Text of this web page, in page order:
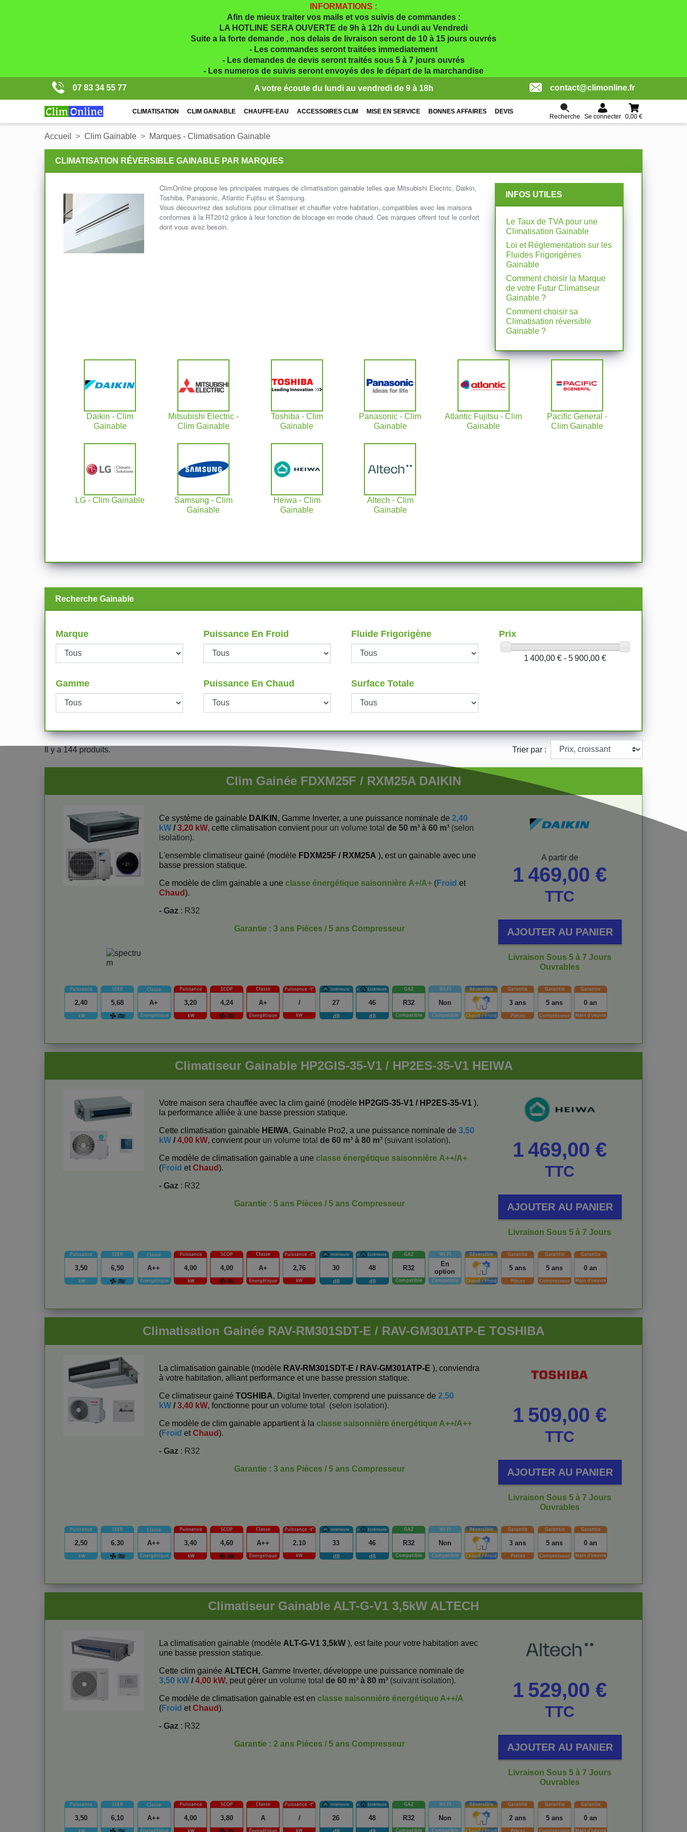
INFORMATIONS :
Afin de mieux traiter vos mails et vos suivis de commandes :
LA HOTLINE SERA OUVERTE de 9h à 12h du Lundi au Vendredi
Suite a la forte demande , nos delais de livraison seront de 10 à 15 jours ouvrés
- Les commandes seront traitées immediatement
- Les demandes de devis seront traités sous 5 à 7 jours ouvrés
- Les numeros de suivis seront envoyés des le départ de la marchandise
07 83 34 55 77
A votre écoute du lundi au vendredi de 9 à 18h contact@climonline.fr
CLIMATISATION CLIM GAINABLE CHAUFFE-EAU ACCESSOIRES CLIM MISE EN SERVICE BONNES AFFAIRES DEVIS
Recherche Se connecter 0,00 €
Accueil Clim Gainable Marques - Climatisation Gainable
CLIMATISATION RÉVERSIBLE GAINABLE PAR MARQUES
ClimOnline propose les principales marques de climatisation gainable telles que Mitsubishi Electric, Daikin,
Toshiba, Panasonic, Atlantic Fujitsu et Samsung.
Vous découvrirez des solutions pour climatiser et chauffer votre habitation, compatibles avec les maisons
conformes à la RT2012 grâce à leur fonction de blocage en mode chaud. Ces marques offrent tout le confort
dont vous avez besoin.
INFOS UTILES
Le Taux de TVA pour une
Climatisation Gainable
Loi et Réglementation sur les
Fluides Frigorigènes
Gainable
Comment choisir la Marque
de votre Futur Climatiseur
Gainable ?
Comment choisir sa
Climatisation réversible
Gainable ?
Daikin - Clim
Gainable
Mitsubishi Electric -
Clim Gainable
Toshiba - Clim
Gainable
Panasonic - Clim
Gainable
Atlantic Fujitsu - Clim
Gainable
Pacific General -
Clim Gainable
LG - Clim Gainable
Samsung - Clim
Gainable
Heiwa - Clim
Gainable
Altech - Clim
Gainable
Recherche Gainable
Marque Puissance En Froid Fluide Frigorigène Prix
1 400,00 € - 5 900,00 €
Gamme Puissance En Chaud Surface Totale
Il y a 144 produits. Trier par :
Clim Gainée FDXM25F / RXM25A DAIKIN
Ce système de gainable DAIKIN , Gamme Inverter, a une puissance nominale de 2,40
kW /3,20 kW, cette climatisation convientpour un volume total de 50 m³ à 60 m³ (selon
isolation).
L'ensemble climatiseur gainé (modèle FDXM25F / RXM25A ), est un gainable avec une
basse pression statique.
Ce modèle de clim gainable a une classe énergétique saisonnière A+/A+ (Froid et
Chaud).
- Gaz : R32
Garantie : 3 ans Pièces / 5 ans Compresseur
A partir de
1 469,00 €
TTC
AJOUTER AU PANIER
Livraison Sous 5 à 7 Jours
Ouvrables
3 ans 5 ans 0 an
2,40 3,20 /
5,68 A+ 4,24 A+ Non
27 46 R32
Climatiseur Gainable HP2GIS-35-V1 / HP2ES-35-V1 HEIWA
Votre maison sera chauffée avec la clim gainé (modèle HP2GIS-35-V1 / HP2ES-35-V1 ),
la performance alliée à une basse pression statique.
Cette climatisation gainable HEIWA, Gainable Pro2, a une puissance nominale de 3,50
kW /4,00 kW, convient pour un volume total de 60 m³ à 80 m³ (suivant isolation).
Ce modèle de climatisation gainable a une classe énergétique saisonnière A++/A+
(Froid et Chaud).
- Gaz : R32
Garantie : 5 ans Pièces / 5 ans Compresseur
1 469,00 €
TTC
AJOUTER AU PANIER
Livraison Sous 5 à 7 Jours
5 ans 5 ans 0 an
3,50 4,00 2,76
6,50 A++ 4,00 A+
En
option
30 48 R32
Climatisation Gainée RAV-RM301SDT-E / RAV-GM301ATP-E TOSHIBA
La climatisation gainable (modèle RAV-RM301SDT-E / RAV-GM301ATP-E ), conviendra
à votre habitation, alliant performance et une basse pression statique.
Ce climatiseur gainé TOSHIBA, Digital Inverter, comprend une puissance de 2,50
kW /3,40 kW, fonctionne pour un volume total (selon isolation).
Ce modèle de clim gainable appartient à la classe saisonnière énergétique A++/A++
(Froid et Chaud).
- Gaz : R32
Garantie : 3 ans Pièces / 5 ans Compresseur
1 509,00 €
TTC
AJOUTER AU PANIER
Livraison Sous 5 à 7 Jours
Ouvrables
3 ans 5 ans 0 an
2,50 3,40 2.10
6.30 A++ 4,60 A++ Non
33 46 R32
Climatiseur Gainable ALT-G-V1 3,5kW ALTECH
La climatisation gainable (modèle ALT-G-V1 3,5kW ), est faite pour votre habitation avec
une basse pression statique.
Cette clim gainée ALTECH , Gamme Inverter, développe une puissance nominale de
3,50 kW /4,00 kW, peut gérer un volume total de 60 m³ à 80 m³ (suivant isolation).
Ce modèle de climatisation gainable est en classe saisonnière énergétique A++/A
(Froid et Chaud).
- Gaz : R32
Garantie : 2 ans Pièces / 5 ans Compresseur
1 529,00 €
TTC
AJOUTER AU PANIER
Livraison Sous 5 à 7 Jours
Ouvrables
2 ans 5 ans 0 an
3,50 4,00 /
6,10 A++ 3,80 A Non
26 48 R32